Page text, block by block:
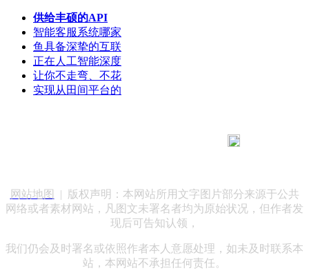
供给丰硕的API
智能客服系统哪家
鱼具备深挚的互联
正在人工智能深度
让你不走弯、不花
实现从田间平台的
网站地图
| 版权声明：本网站所用文字图片部分来源于公共
网络或者素材网站，凡图文未署名者均为原始状况，但作者发
现后可告知认领，
我们仍会及时署名或依照作者本人意愿处理，如未及时联系本
站，本网站不承担任何责任。